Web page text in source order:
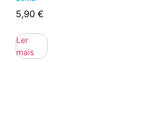
5,90 €
Ler
mais